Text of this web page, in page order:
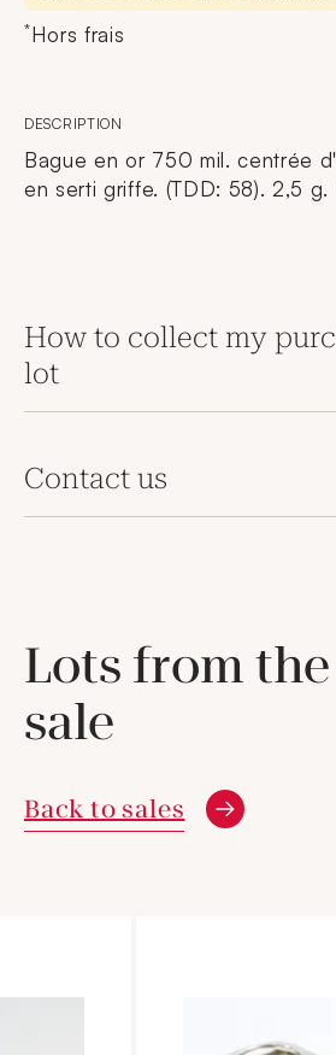
*Hors frais
DESCRIPTION
Bague en or 750 mil. centrée
en serti griffe. (TDD: 58). 2,5 g.
How to collect my
lot
Contact us
Lots from the
sale
Back to sales